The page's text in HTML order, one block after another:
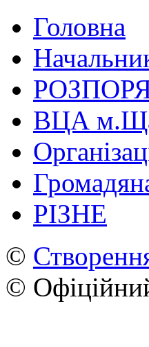
Головна
ВЦА
РІЗНЕ
©
©